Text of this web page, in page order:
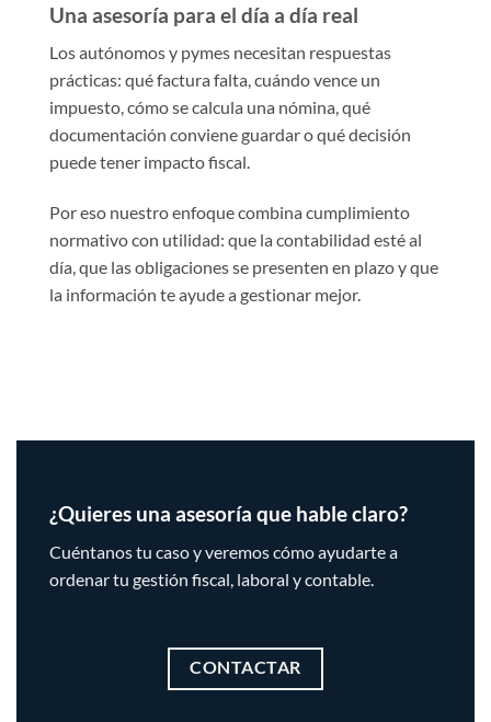
Una asesoría para el día a día real
Los autónomos y pymes necesitan respuestas
prácticas: qué factura falta, cuándo vence un
impuesto, cómo se calcula una nómina, qué
documentación conviene guardar o qué decisión
puede tener impacto fiscal.
Por eso nuestro enfoque combina cumplimiento
normativo con utilidad: que la contabilidad esté al
día, que las obligaciones se presenten en plazo y que
la información te ayude a gestionar mejor.
¿Quieres una asesoría que hable claro?
Cuéntanos tu caso y veremos cómo ayudarte a
ordenar tu gestión fiscal, laboral y contable.
CONTACTAR